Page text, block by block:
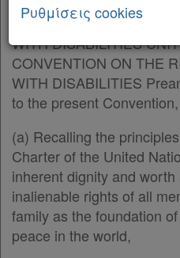
Παρ.2
Άρθρο 11
Άρθρο 12 [-]
Παρ.1
Παρ.3
Παρ.4
Παρ.5
Άρθρο 13 [-]
Παρ.1
Παρ.2
CONVENTION ON THE
WITH DISABILITIES
CONVENTION ON THE
WITH DISABILITIES
to the present Convention,
(a) Recalling the
Charter of the United
inherent dignity and
inalienable rights of all
family as the foundation
peace in the world,
Ρυθμίσεις cookies